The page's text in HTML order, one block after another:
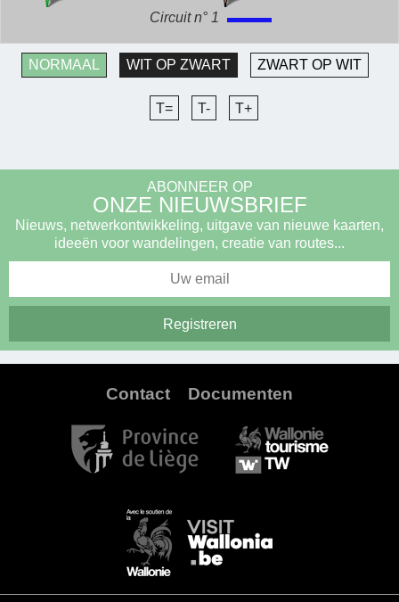
Circuit n° 1
NORMAAL WIT OP ZWART ZWART OP WIT
T= T- T+
ABONNEER OP
ONZE NIEUWSBRIEF
Nieuws, netwerkontwikkeling, uitgave van nieuwe kaarten,
ideeën voor wandelingen, creatie van routes...
Contact Documenten